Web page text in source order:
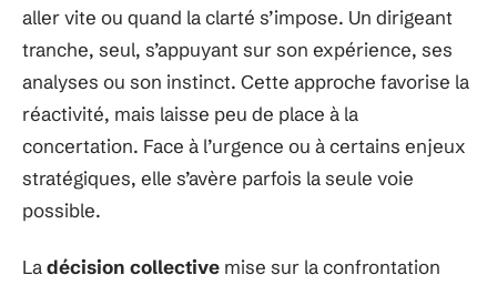
aller vite ou quand la clarté s’impose. Un dirigeant
tranche, seul, s’appuyant sur son expérience, ses
analyses ou son instinct. Cette approche favorise la
réactivité, mais laisse peu de place à la
concertation. Face à l’urgence ou à certains enjeux
stratégiques, elle s’avère parfois la seule voie
possible.
Ladécision collective mise sur la confrontation